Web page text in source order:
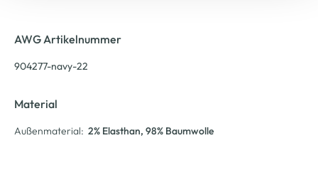
AWG Artikelnummer
904277-navy-22
Material
Außenmaterial: 2% Elasthan, 98% Baumwolle